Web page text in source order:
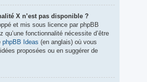
X n’est pas disponible ?
et mis sous licence par phpBB
qu’une fonctionnalité nécessite d’être
phpBB Ideas (en anglais) où vous
proposées ou en suggérer de